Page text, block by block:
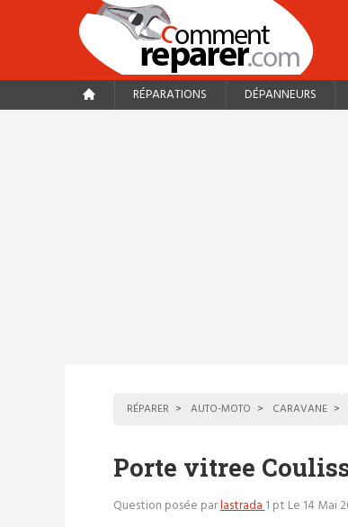
RÉPARATIONS DÉPANNEURS
RÉPARER AUTO-MOTO CARAVANE
Porte vitree
Question posée parlastrada1 pt Le 14 Mai